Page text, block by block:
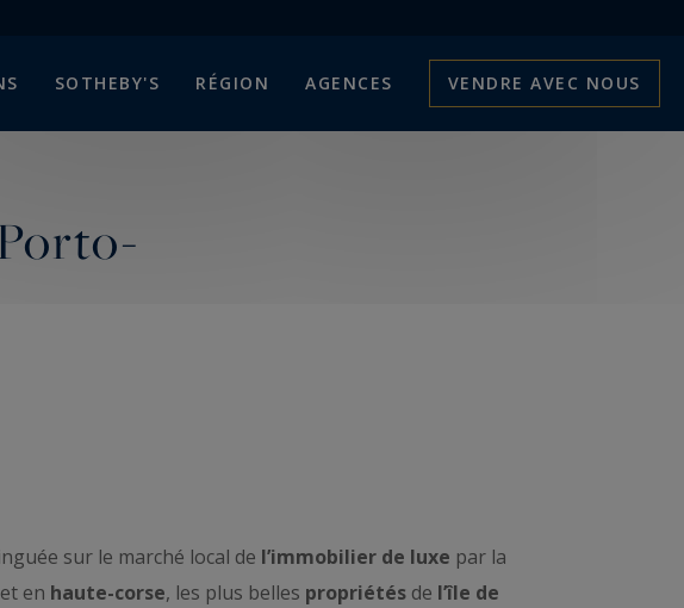
SOTHEBY'S RÉGION AGENCES VENDRE AVEC NOUS
sur le marché local de l’immobilier de luxe par la
et en haute-corse, les plus belles propriétés de l’île de